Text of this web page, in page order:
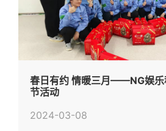
春日有约 情暖三月——NG娱乐
节活动
2024-03-08